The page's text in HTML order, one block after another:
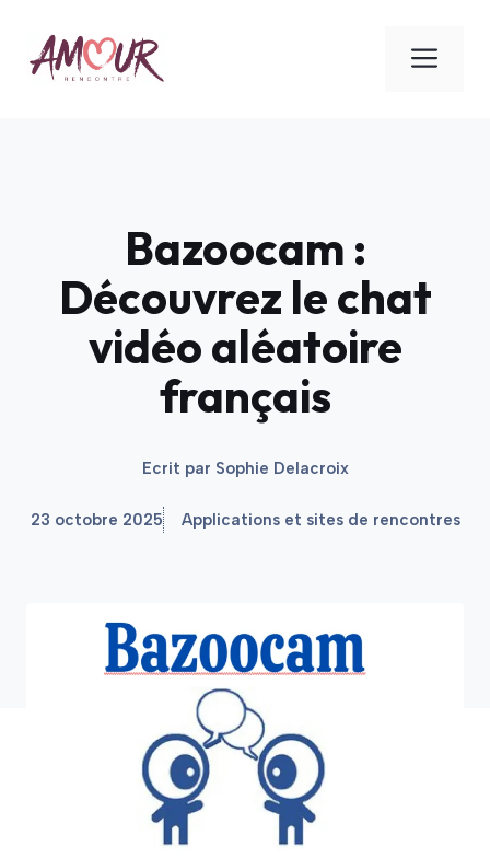
contenu
Bazoocam :
Découvrez le chat
vidéo aléatoire
français
Ecrit par Sophie Delacroix
23 octobre 2025 Applications et sites de rencontres